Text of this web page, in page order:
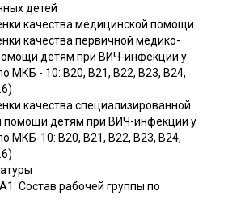
детей
качества медицинской помощи
качества первичной медико-
детям при ВИЧ-инфекции у
МКБ - 10: B20, B21, B22, B23, B24,
качества специализированной
помощи детям при ВИЧ-инфекции у
МКБ-10: B20, B21, B22, B23, B24,
Состав рабочей группы по